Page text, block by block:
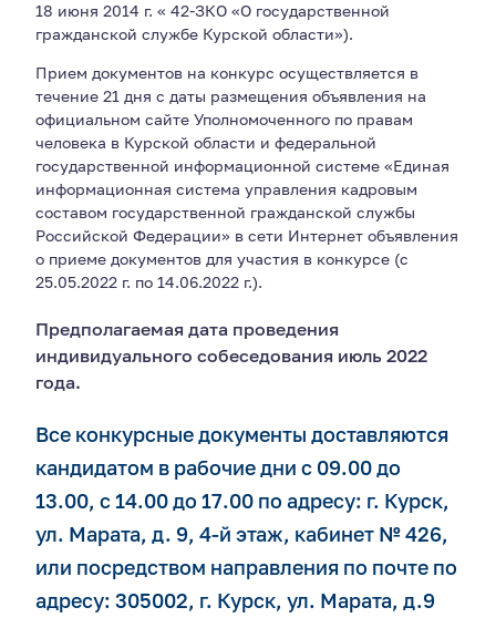
18 июня 2014 г. « 42-ЗКО «О государственной
гражданской службе Курской области»).
Прием документов на конкурс осуществляется в
течение 21 дня с даты размещения объявления на
официальном сайте Уполномоченного по правам
человека в Курской области и федеральной
государственной информационной системе «Единая
информационная система управления кадровым
составом государственной гражданской службы
Российской Федерации» в сети Интернет объявления
о приеме документов для участия в конкурсе (с
25.05.2022 г. по 14.06.2022 г.).
Предполагаемая дата проведения
индивидуального собеседования июль 2022
года.
Все конкурсные документы доставляются
кандидатом в рабочие дни с 09.00 до
13.00, с 14.00 до 17.00 по адресу: г. Курск,
ул. Марата, д. 9, 4-й этаж, кабинет № 426,
или посредством направления по почте по
адресу: 305002, г. Курск, ул. Марата, д.9